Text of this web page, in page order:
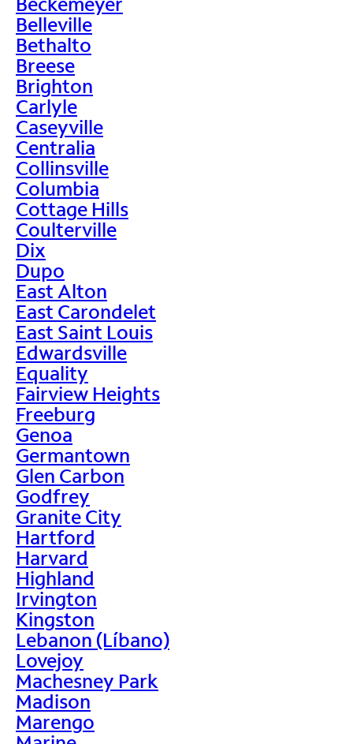
Belleville
Bethalto
Breese
Brighton
Carlyle
Caseyville
Centralia
Collinsville
Columbia
Cottage Hills
Coulterville
Dix
Dupo
East Alton
East Carondelet
East Saint Louis
Edwardsville
Equality
Fairview Heights
Freeburg
Genoa
Germantown
Glen Carbon
Godfrey
Granite City
Hartford
Harvard
Highland
Irvington
Kingston
Lebanon (Líbano)
Lovejoy
Machesney Park
Madison
Marengo